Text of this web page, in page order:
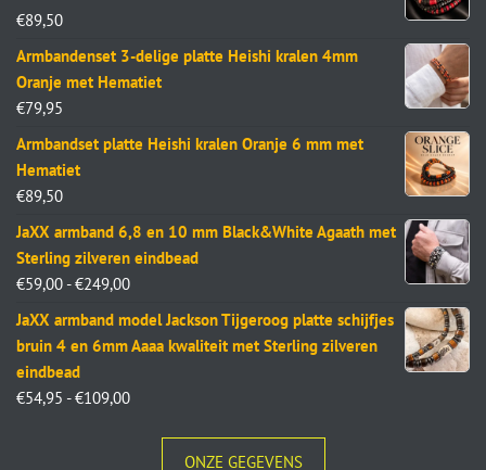
€89,50
Armbandenset 3-delige platte Heishi kralen 4mm
Oranje met Hematiet
€79,95
Armbandset platte Heishi kralen Oranje 6 mm met
Hematiet
€89,50
JaXX armband 6,8 en 10 mm Black&White Agaath met
Sterling zilveren eindbead
€59,00 - €249,00
JaXX armband model Jackson Tijgeroog platte schijfjes
bruin 4 en 6mm Aaaa kwaliteit met Sterling zilveren
eindbead
€54,95 - €109,00
ONZE GEGEVENS